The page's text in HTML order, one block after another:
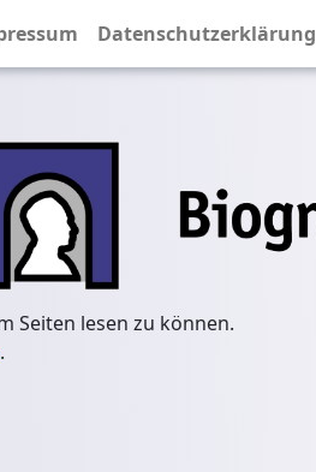
Datenschutzerklärung
Seiten lesen zu können.
.